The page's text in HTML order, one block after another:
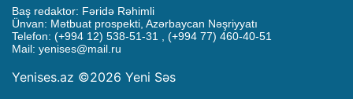
Baş redaktor: Fəridə Rəhimli
Ünvan: Mətbuat prospekti, Azərbaycan Nəşriyyatı
Telefon: (+994 12) 538-51-31 , (+994 77) 460-40-51
Mail: yenises@mail.ru
Yenises.az ©2026 Yeni Səs